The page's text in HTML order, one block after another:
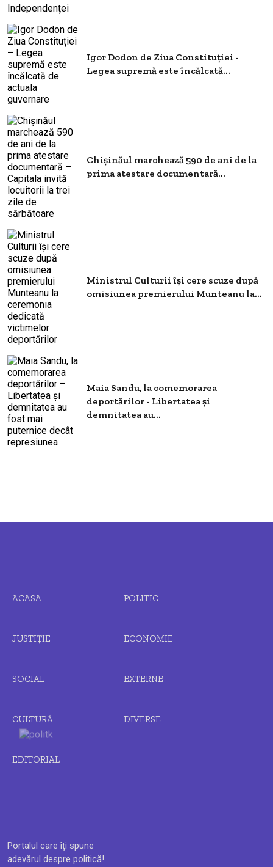
Igor Dodon de Ziua Constituției -
Legea supremă este încălcată...
Chișinăul marchează 590 de ani de la
prima atestare documentară...
Ministrul Culturii își cere scuze după
omisiunea premierului Munteanu la...
Maia Sandu, la comemorarea
deportărilor - Libertatea și
demnitatea au...
Portalul care îți spune
adevărul despre politică!
ACASA POLITIC
JUSTIȚIE ECONOMIE
SOCIAL EXTERNE
CULTURĂ DIVERSE
EDITORIAL